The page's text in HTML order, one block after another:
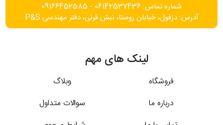
شماره تماس: 06142537436 - 09166452585
آدرس: دزفول، خیابان روستا، نبش قرنی، دفتر مهندسی P&S
لینک های مهم
فروشگاه
وبلاگ
درباره ما
سوالات متداول